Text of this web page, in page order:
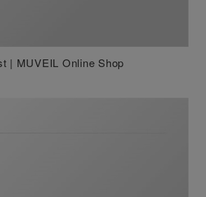
| MUVEIL Online Shop